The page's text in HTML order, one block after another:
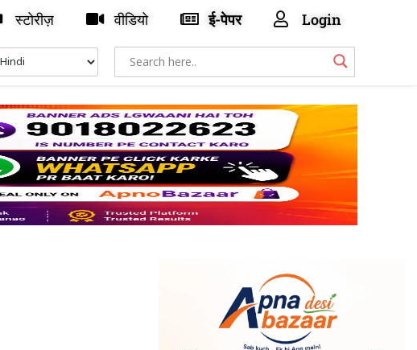
स्टोरीज़ वीडियो ई-पेपर Login